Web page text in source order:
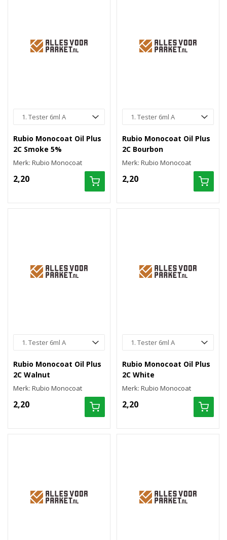
Rubio Monocoat Oil Plus
2C Smoke 5%
Merk: Rubio Monocoat
2,20
Rubio Monocoat Oil Plus
2C Bourbon
Merk: Rubio Monocoat
2,20
Rubio Monocoat Oil Plus
2C Walnut
Merk: Rubio Monocoat
2,20
Rubio Monocoat Oil Plus
2C White
Merk: Rubio Monocoat
2,20